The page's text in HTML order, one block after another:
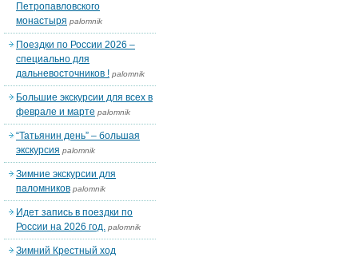
Петропавловского
монастыря palomnik
Поездки по России 2026 –
специально для
дальневосточников ! palomnik
Большие экскурсии для всех в
феврале и марте palomnik
“Татьянин день” – большая
экскурсия palomnik
Зимние экскурсии для
паломников palomnik
Идет запись в поездки по
России на 2026 год. palomnik
Зимний Крестный ход